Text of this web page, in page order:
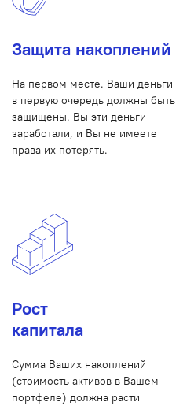
Защита накоплений
На первом месте. Ваши деньги
в первую очередь должны быть
защищены. Вы эти деньги
заработали, и Вы не имеете
права их потерять.
Рост
капитала
Сумма Ваших накоплений
(стоимость активов в Вашем
портфеле) должна расти